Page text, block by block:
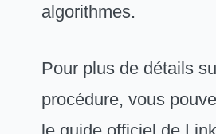
algorithmes.
Pour plus de détails
procédure, vous